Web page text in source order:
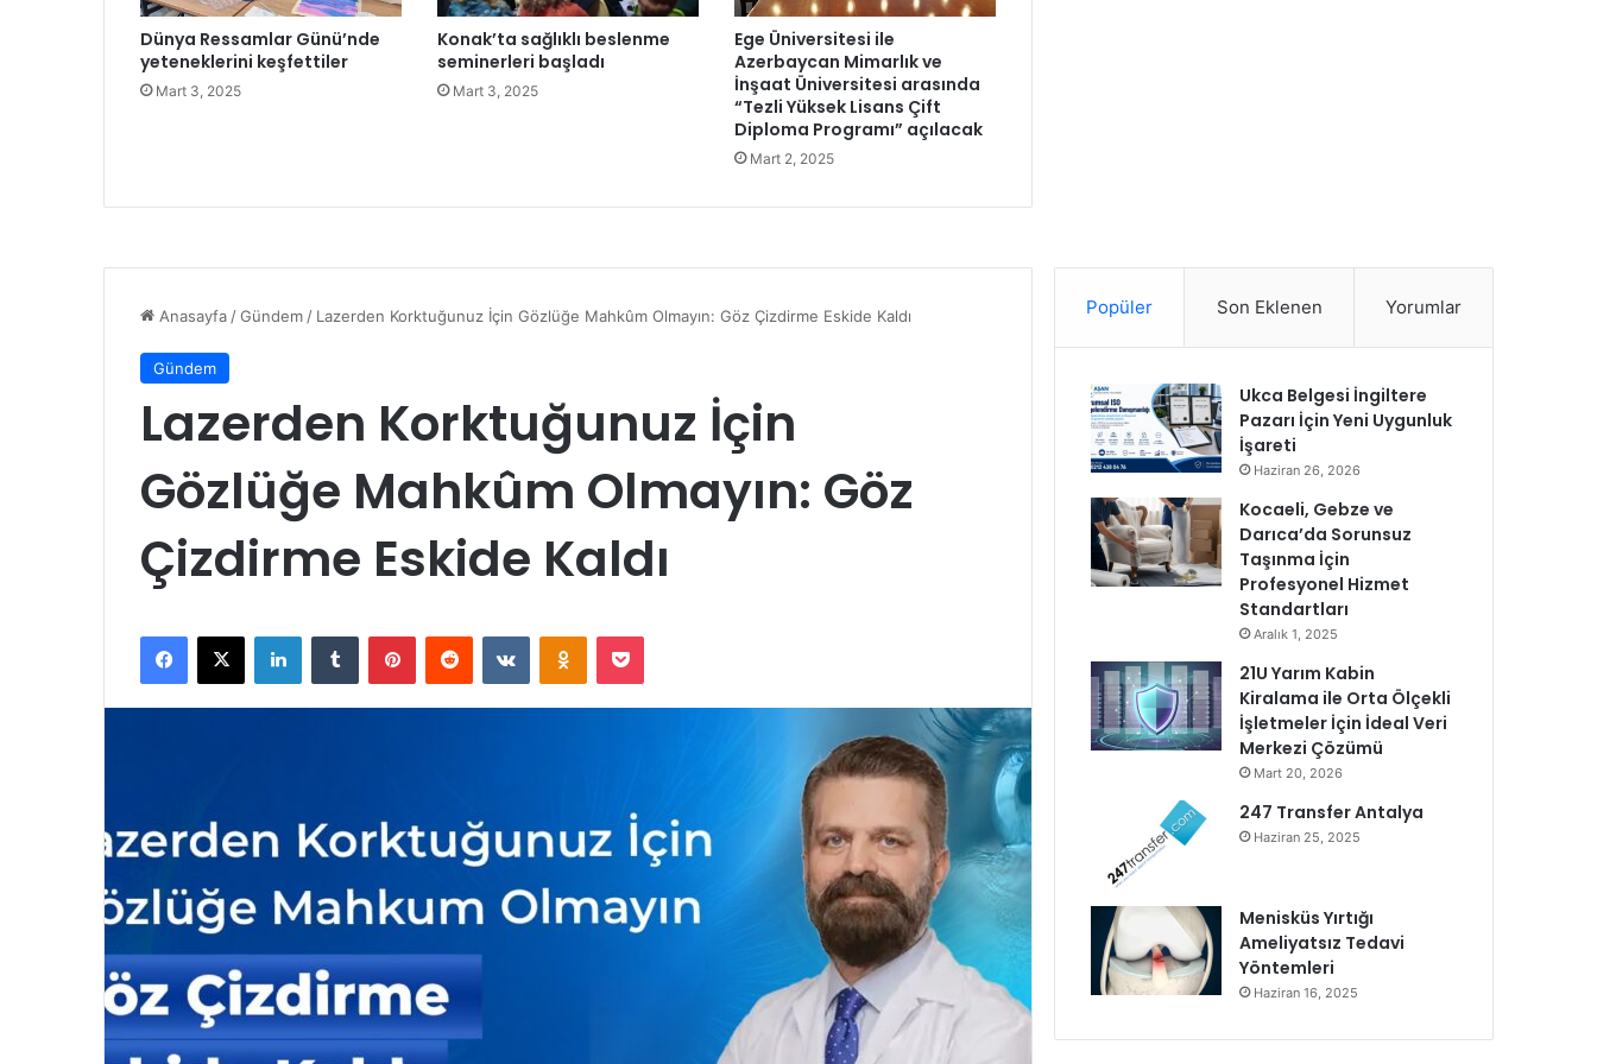
t
a
k
u
i
D
e
i
Dünya Ressamlar Günü’nde
yeteneklerini keşfettiler
Mart 3, 2025
Konak’ta sağlıklı beslenme
seminerleri başladı
Mart 3, 2025
Ege Üniversitesi ile
Azerbaycan Mimarlık ve
İnşaat Üniversitesi arasında
“Tezli Yüksek Lisans Çift
Diploma Programı” açılacak
Mart 2, 2025